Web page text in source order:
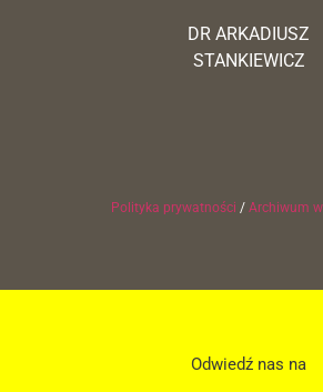
DR ARKADIUSZ
STANKIEWICZ
Polityka prywatności / Archiwum
Odwiedź nas na